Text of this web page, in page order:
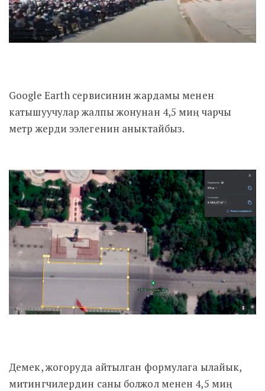
Google Earth сервисинин жардамы менен
катышуучулар жалпы жонунан 4,5 миң чарчы
метр жерди ээлегенин аныктайбыз.
Демек, жогоруда айтылган формулага ылайык,
митингчилердин саны болжол менен 4,5 миң